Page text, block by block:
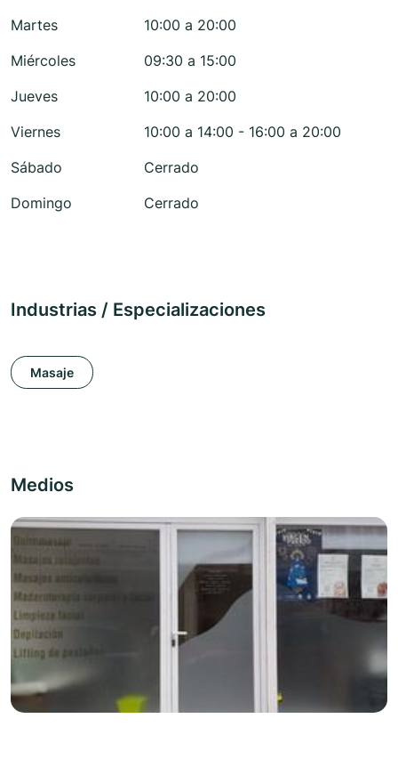
Martes
10:00 a 20:00
Miércoles
09:30 a 15:00
Jueves
10:00 a 20:00
Viernes
10:00 a 14:00 - 16:00 a 20:00
Sábado
Cerrado
Domingo
Cerrado
Industrias / Especializaciones
Masaje
Medios